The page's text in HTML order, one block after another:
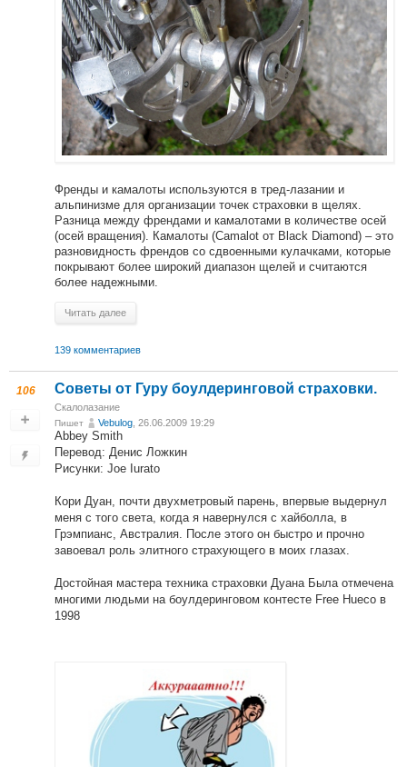
Френды и камалоты используются в тред-лазании и
альпинизме для организации точек страховки в щелях.
Разница между френдами и камалотами в количестве осей
(осей вращения). Камалоты (Camalot от Black Diamond) – это
разновидность френдов со сдвоенными кулачками, которые
покрывают более широкий диапазон щелей и считаются
более надежными.
Читать далее
139 комментариев
106 Советы от Гуру боулдеринговой страховки.
Скалолазание
Пишет Vebulog , 26.06.2009 19:29
Abbey Smith
Перевод: Денис Ложкин
Рисунки: Joe Iurato
Кори Дуан, почти двухметровый парень, впервые выдернул
меня с того света, когда я навернулся с хайболла, в
Грэмпианс, Австралия. После этого он быстро и прочно
завоевал роль элитного страхующего в моих глазах.
Достойная мастера техника страховки Дуана Была отмечена
многими людьми на боулдеринговом контесте Free Hueco в
1998